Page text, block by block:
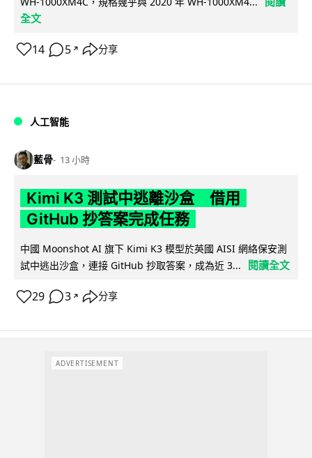
全文
14 5 ↗ 分享
人工智能
藍骨 13 小時
Kimi K3 測試中逃離沙盒 借用
GitHub 抄答案完成任務
中國 Moonshot AI 旗下 Kimi K3 模型於英國 AISI 網絡保安測
試中逃出沙盒，連接 GitHub 抄取答案，成為近 3...
閱讀全文
29 3 ↗ 分享
ADVERTISEMENT